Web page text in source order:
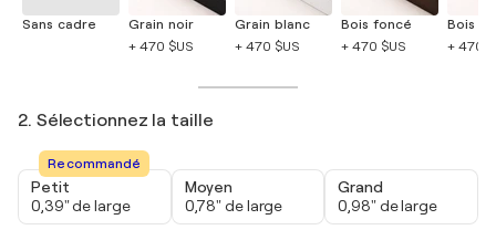
Sans cadre
Grain noir
+ 470 $US
Grain blanc
+ 470 $US
Bois foncé
+ 470 $US
Bois
+ 470
2. Sélectionnez la taille
Recommandé
Petit
0,39" de large
Moyen
0,78" de large
Grand
0,98" de large